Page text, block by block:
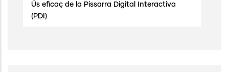
Ús eficaç de la Pissarra Digital Interactiva
(PDI)